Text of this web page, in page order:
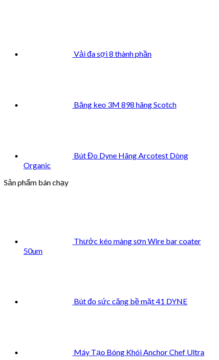
Vải đa sợi 8 thành phần
Băng keo 3M 898 hãng Scotch
Bút Đo Dyne Hãng Arcotest Dòng
Organic
Sản phẩm bán chạy
Thước kéo màng sơn Wire bar coater
50um
Bút đo sức căng bề mặt 41 DYNE
Máy Tạo Bóng Khói Anchor Chef Ultra